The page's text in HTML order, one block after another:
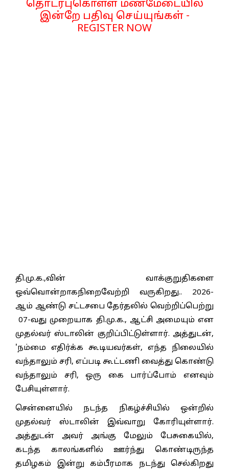
தொடர்புகொள்ள மணமேடையில்
இன்றே பதிவு செய்யுங்கள் -
REGISTER NOW
தி.மு.க.,வின் வாக்குறுதிகளை
ஒவ்வொன்றாகநிறைவேற்றி வருகிறது.. 2026-
ஆம் ஆண்டு சட்டசபை தேர்தலில் வெற்றிப்பெற்று
07-வது முறையாக தி.மு.க., ஆட்சி அமையும் என
முதல்வர் ஸ்டாலின் குறிப்பிட்டுள்ளார். அத்துடன்,
'நம்மை எதிர்க்க கூடியவர்கள், எந்த நிலையில்
வந்தாலும் சரி, எப்படி கூட்டணி வைத்து கொண்டு
வந்தாலும் சரி, ஒரு கை பார்ப்போம் எனவும்
பேசியுள்ளார்.
சென்னையில் நடந்த நிகழ்ச்சியில் ஒன்றில்
முதல்வர் ஸ்டாலின் இவ்வாறு கோரியுள்ளார்.
அத்துடன் அவர் அங்கு மேலும் பேசுகையில்,
கடந்த காலங்களில் ஊர்ந்து கொண்டிருந்த
தமிழகம் இன்று கம்பீரமாக நடந்து செல்கிறது